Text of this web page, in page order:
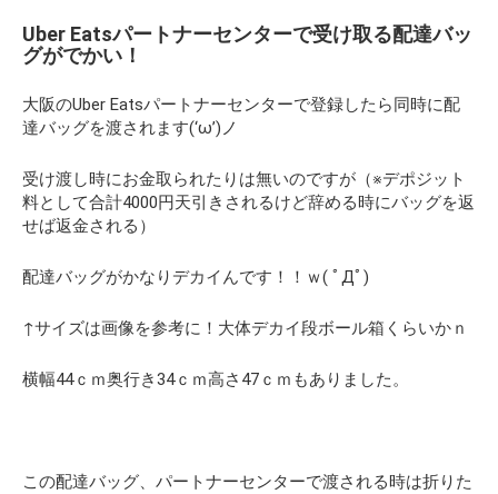
Uber Eatsパートナーセンターで受け取る配達バッ
グがでかい！
大阪のUber Eatsパートナーセンターで登録したら同時に配
達バッグを渡されます(‘ω’)ノ
受け渡し時にお金取られたりは無いのですが（※デポジット
料として合計4000円天引きされるけど辞める時にバッグを返
せば返金される）
配達バッグがかなりデカイんです！！ｗ( ﾟДﾟ)
↑サイズは画像を参考に！大体デカイ段ボール箱くらいかｎ
横幅44ｃｍ奥行き34ｃｍ高さ47ｃｍもありました。
この配達バッグ、パートナーセンターで渡される時は折りた